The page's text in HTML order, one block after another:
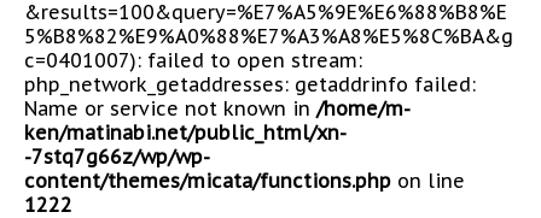
&results=100&query=%E7%A5%9E%E6%88%B8%E
5%B8%82%E9%A0%88%E7%A3%A8%E5%8C%BA&g
c=0401007): failed to open stream:
php_network_getaddresses: getaddrinfo failed:
Name or service not known in /home/m-
ken/matinabi.net/public_html/xn-
-7stq7g66z/wp/wp-
content/themes/micata/functions.php on line
1222